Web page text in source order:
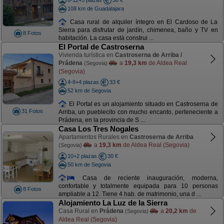
8 Fotos
108 km de Guadalajara
Casa rural de alquiler íntegro en El Cardoso de La
Sierra para disfrutar de jardín, chimenea, baño y TV en
habitación. La casa está construi ...
31 Fotos
El Portal de Castroserna
Vivienda turística en Castroserna de Arriba /
Prádena (Segovia) a 19,3 km de Aldea Real
(Segovia)
4-8+4 plazas
33 €
52 km de Segovia
El Portal es un alojamiento situado en Castroserna de
Arriba, un pueblecito con mucho encanto, perteneciente a
Prádena, en la provincia de S ...
8 Fotos
Casa Los Tres Nogales
Apartamentos Rurales en Castroserna de Arriba
(Segovia) a 19,3 km de Aldea Real (Segovia)
10+2 plazas
30 €
50 km de Segovia
Casa de reciente inauguración, moderna,
confortable y totalmente equipada para 10 personas
ampliable a 12. Tiene 4 hab. de matrimonio, una d ...
Alojamiento La Luz de la Sierra
Casa Rural en Prádena (Segovia) a 20,2 km de
Aldea Real (Segovia)